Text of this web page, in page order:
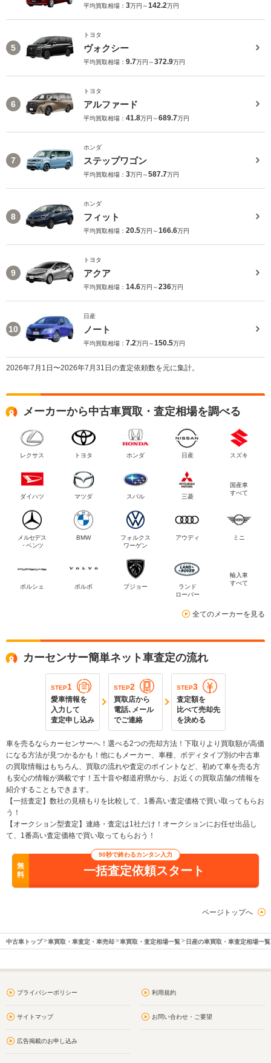
平均買取相場： 3万円～142.2万円
5
トヨタ
ヴォクシー
平均買取相場： 9.7万円～372.9万円
6
トヨタ
アルファード
平均買取相場： 41.8万円～689.7万円
7
ホンダ
ステップワゴン
平均買取相場： 3万円～587.7万円
8
ホンダ
フィット
平均買取相場： 20.5万円～166.6万円
9
トヨタ
アクア
平均買取相場： 14.6万円～236万円
10
日産
ノート
平均買取相場： 7.2万円～150.5万円
2026年7月1日〜2026年7月31日の査定依頼数を元に集計。
メーカーから中古車買取・査定相場を調べる
レクサス トヨタ ホンダ 日産 スズキ
ダイハツ マツダ スバル 三菱
国産車
すべて
メルセデス
・ベンツ
BMW
フォルクス
ワーゲン
アウディ ミニ
ポルシェ ボルボ プジョー
ランド
ローバー
輸入車
すべて
全てのメーカーを見る
カーセンサー簡単ネット車査定の流れ
STEP1
愛車情報を
入力して
査定申し込み
STEP2
買取店から
電話､メール
でご連絡
STEP3
査定額を
比べて売却先
を決める
車を売るならカーセンサーへ！選べる2つの売却方法！下取りより買取額が高価
になる方法が見つかるかも！他にもメーカー、車種、ボディタイプ別の中古車
の買取情報はもちろん、買取の流れや査定のポイントなど、初めて車を売る方
も安心の情報が満載です！五十音や都道府県から、お近くの買取店舗の情報を
紹介することもできます。
【一括査定】数社の見積もりを比較して、1番高い査定価格で買い取ってもらお
う！
【オークション型査定】連絡・査定は1社だけ！オークションにお任せ出品し
て、1番高い査定価格で買い取ってもらおう！
無
料
90秒で終わるカンタン入力
一括査定依頼スタート
ページトップへ
中古車トップ 車買取・車査定・車売却 車買取・査定相場一覧 日産の車買取・車査定相場一覧
プライバシーポリシー 利用規約
サイトマップ お問い合わせ・ご要望
広告掲載のお申し込み